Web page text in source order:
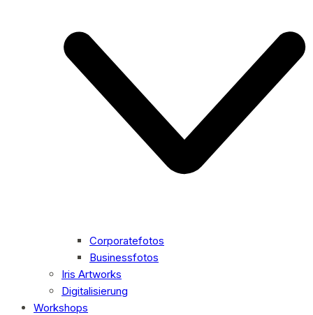
Corporatefotos
Businessfotos
Iris Artworks
Digitalisierung
Workshops